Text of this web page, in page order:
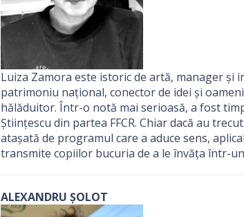
Luiza Zamora este istoric de artă, manager
patrimoniu național, conector de idei și
hălăduitor. Într-o notă mai serioasă, a fost
Științescu din partea FFCR. Chiar dacă au
atașată de programul care a aduce sens,
transmite copiilor bucuria de a le învăța într-
ALEXANDRU ȘOLOT